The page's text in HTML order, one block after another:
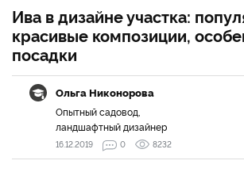
Ива в дизайне участка:
красивые композиции,
посадки
Ольга Никонорова
Опытный садовод,
ландшафтный дизайнер
16.12.2019 0 8232